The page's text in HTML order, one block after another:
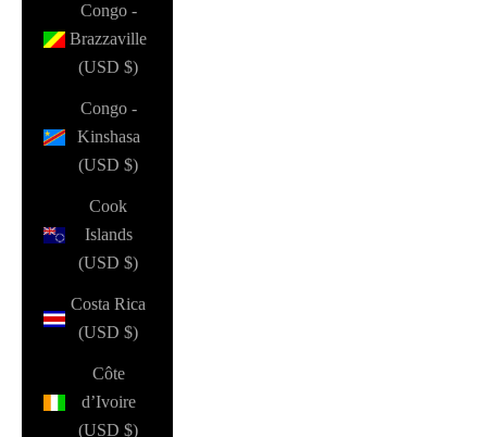
Congo -
Brazzaville
(USD $)
Congo -
Kinshasa
(USD $)
Cook
Islands
(USD $)
Costa Rica
(USD $)
Côte
d’Ivoire
(USD $)